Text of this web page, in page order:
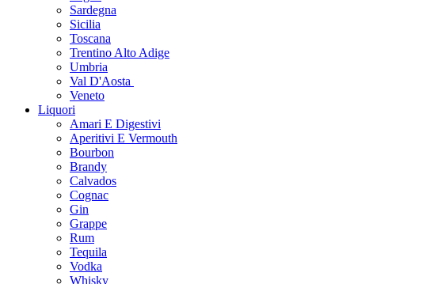
Sardegna
Sicilia
Toscana
Trentino Alto Adige
Umbria
Val D'Aosta
Veneto
Liquori
Amari E Digestivi
Aperitivi E Vermouth
Bourbon
Brandy
Calvados
Cognac
Gin
Grappe
Rum
Tequila
Vodka
Whisky